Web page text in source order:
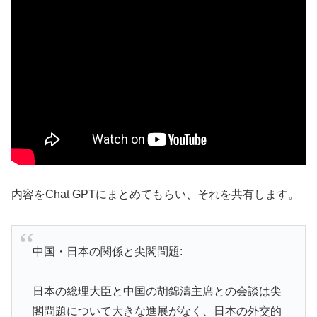
内容をChat GPTにまとめてもらい、それを共有します。
中国・日本の関係と尖閣問題:
日本の総理大臣と中国の胡錦濤主席との会談は尖
閣問題について大きな進展がなく、日本の外交的